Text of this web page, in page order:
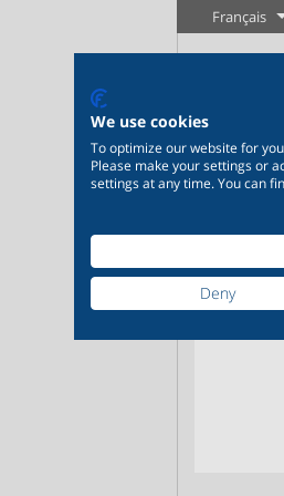
Français
Plus
20 000
l’industrie
We use cookies
To optimize our website for
Please make your settings or
settings at any time. You can
Deny